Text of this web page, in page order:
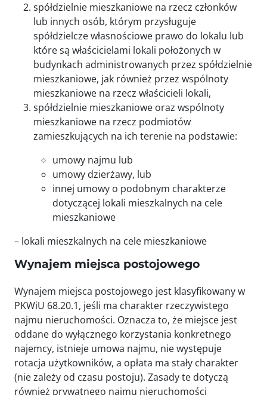
spółdzielnie mieszkaniowe na rzecz członków
lub innych osób, którym przysługuje
spółdzielcze własnościowe prawo do lokalu lub
które są właścicielami lokali położonych w
budynkach administrowanych przez spółdzielnie
mieszkaniowe, jak również przez wspólnoty
mieszkaniowe na rzecz właścicieli lokali,
spółdzielnie mieszkaniowe oraz wspólnoty
mieszkaniowe na rzecz podmiotów
zamieszkujących na ich terenie na podstawie:
umowy najmu lub
umowy dzierżawy, lub
innej umowy o podobnym charakterze
dotyczącej lokali mieszkalnych na cele
mieszkaniowe
– lokali mieszkalnych na cele mieszkaniowe
Wynajem miejsca postojowego
Wynajem miejsca postojowego jest klasyfikowany w
PKWiU 68.20.1, jeśli ma charakter rzeczywistego
najmu nieruchomości. Oznacza to, że miejsce jest
oddane do wyłącznego korzystania konkretnego
najemcy, istnieje umowa najmu, nie występuje
rotacja użytkowników, a opłata ma stały charakter
(nie zależy od czasu postoju). Zasady te dotyczą
również prywatnego najmu nieruchomości